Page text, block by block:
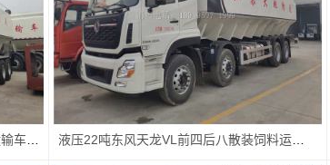
13米电动32吨三桥一体半挂散装饲料运输车厂家价格配置图片 液压22吨东风天龙VL前四后八散装饲料运输车厂家价格配置图片